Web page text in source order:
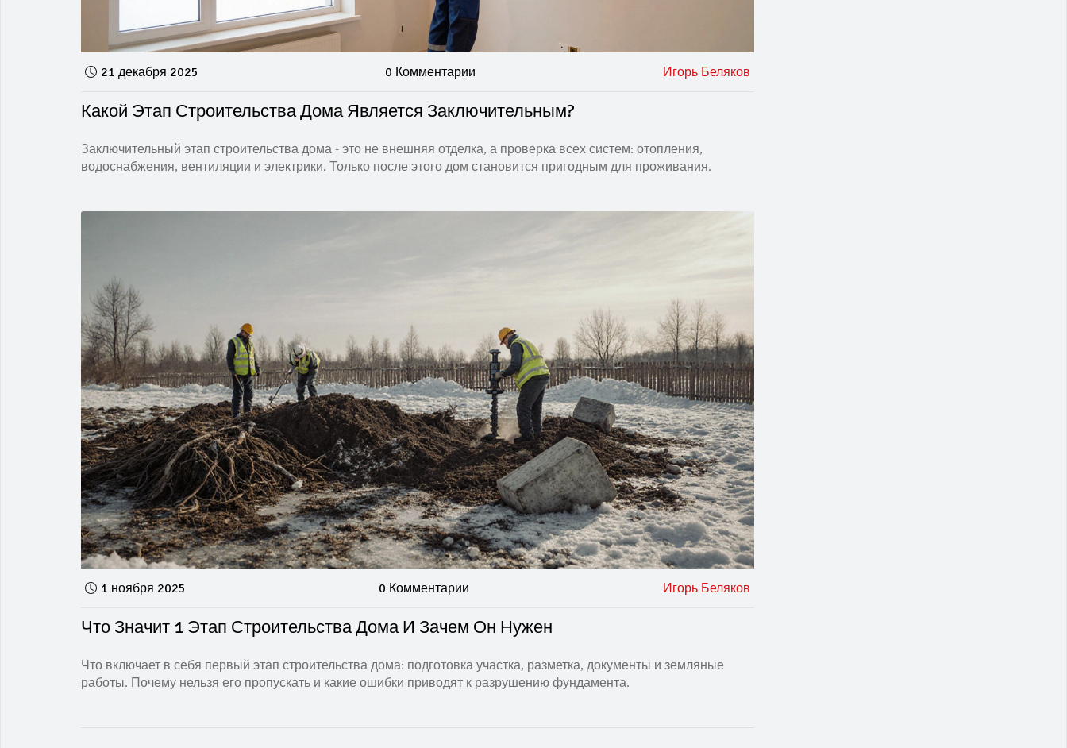
21 декабря 2025 0 Комментарии Игорь Беляков
Какой Этап Строительства Дома Является Заключительным?
Заключительный этап строительства дома - это не внешняя отделка, а проверка всех систем: отопления,
водоснабжения, вентиляции и электрики. Только после этого дом становится пригодным для проживания.
1 ноября 2025 0 Комментарии Игорь Беляков
Что Значит 1 Этап Строительства Дома И Зачем Он Нужен
Что включает в себя первый этап строительства дома: подготовка участка, разметка, документы и земляные
работы. Почему нельзя его пропускать и какие ошибки приводят к разрушению фундамента.